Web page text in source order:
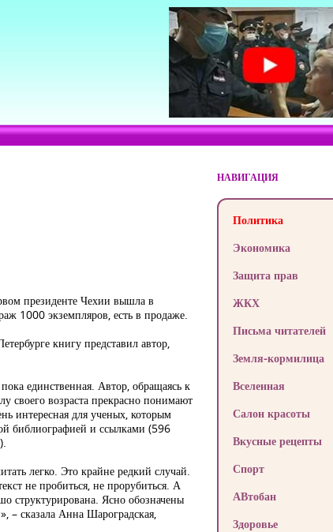
президенте Чехии вышла в
1000 экземпляров, есть в продаже.
книгу представил автор,
единственная. Автор, обращаясь к
своего возраста прекрасно понимают
интересная для ученых, которым
библиографией и ссылками (596
легко. Это крайне редкий случай.
не пробиться, не прорубиться. А
структурирована. Ясно обозначены
– сказала Анна Шароградская,
НАВИГАЦИЯ
Политика
Экономика
Защита прав
ЖКХ
Письма читателей
Земля-кормилица
Вселенная
Салон красоты
Вкусные рецепты
Спорт
АВтобан
Здоровье